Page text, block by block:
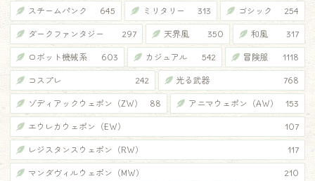
スチームパンク 645 ミリタリー 313 ゴシック 254
ダークファンタジー 297 天界風 350 和風 317
ロボット機械系 603 カジュアル 542 冒険服 1118
コスプレ 242 光る武器 768
ゾディアックウェポン（ZW） 88 アニマウェポン（AW） 153
エウレカウェポン（EW） 107
レジスタンスウェポン（RW） 117
マンダヴィルウェポン（MW） 210